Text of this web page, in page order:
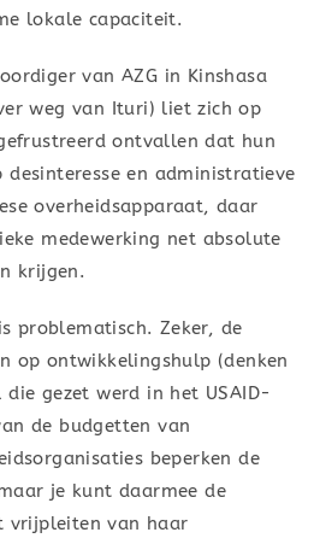
lokale capaciteit.
van AZG in Kinshasa
weg van Ituri) liet zich op
ontvallen dat hun
desinteresse en administratieve
overheidsapparaat, daar
medewerking net absolute
krijgen.
problematisch. Zeker, de
op ontwikkelingshulp (denken
gezet werd in het USAID-
de budgetten van
beperken de
je kunt daarmee de
vrijpleiten van haar